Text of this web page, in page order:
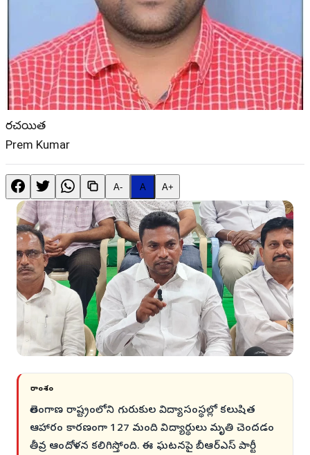
రచయిత
Prem Kumar
A- A A+
సారాంశం
తెలంగాణ రాష్ట్రంలోని గురుకుల విద్యాసంస్థల్లో కలుషిత
ఆహారం కారణంగా 127 మంది విద్యార్థులు మృతి చెందడం
తీవ్ర ఆందోళన కలిగిస్తోంది. ఈ ఘటనపై బీఆర్ఎస్ పార్టీ